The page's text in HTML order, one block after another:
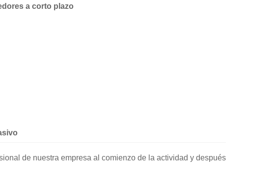
a corto plazo
de nuestra empresa al comienzo de la actividad y después